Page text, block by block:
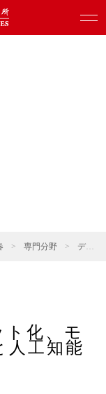
> 専門分野 > デジタル科学技術・人工知能
ト化、モ
人工知能